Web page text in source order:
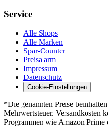
Service
Alle Shops
Alle Marken
Spar-Counter
Preisalarm
Impressum
Datenschutz
Cookie-Einstellungen
*Die genannten Preise
Mehrwertsteuer. Versandkosten
Programmen wie Amazon Prime